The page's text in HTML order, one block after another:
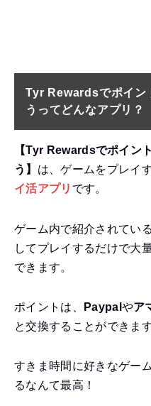
Tyr Rewardsでポイン
うってどんなアプリ？
【Tyr Rewardsでポイン
う】 は、ゲームをプレイ
イ活アプリ です。
ゲーム内で紹介されてい
してプレイするだけで大
できます。
ポイントは、 Paypal やア
と交換することができます
すきま時間に好きなゲー
るなんて最高！